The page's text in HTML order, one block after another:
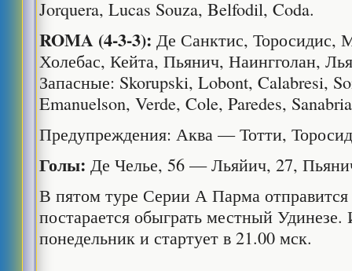
Jorquera, Lucas Souza, Belfodil, Coda.
ROMA (4-3-3): Де Санктис, Торосидис,
Холебас, Кейта, Пьянич, Наингголан,
Запасные: Skorupski, Lobont, Calabresi,
Emanuelson, Verde, Cole, Paredes,
Предупреждения: Аква — Тотти,
Голы: Де Челье, 56 — Льяйич, 27,
В пятом туре Серии А Парма
постарается обыграть местный
понедельник и стартует в 21.00 мск.